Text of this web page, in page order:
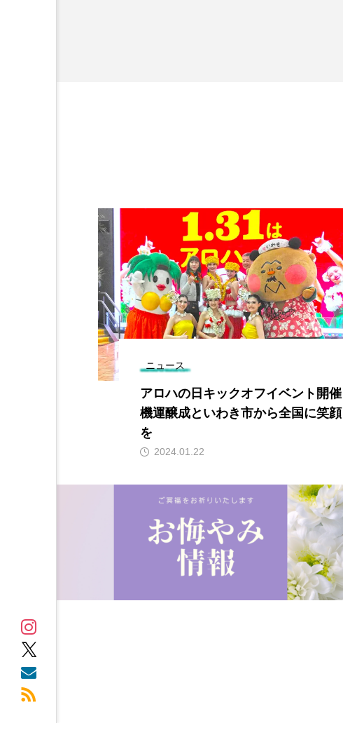
ニュース
アロハの日キックオフイベント開催
機運醸成といわき市から全国に笑顔
を
2024.01.22